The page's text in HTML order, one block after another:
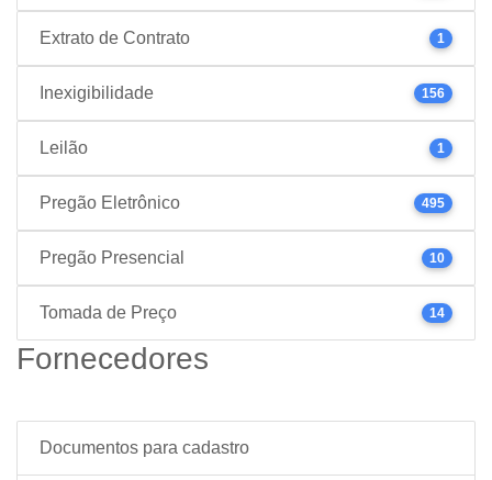
Extrato de Contrato 1
Inexigibilidade 156
Leilão 1
Pregão Eletrônico 495
Pregão Presencial 10
Tomada de Preço 14
Fornecedores
Documentos para cadastro